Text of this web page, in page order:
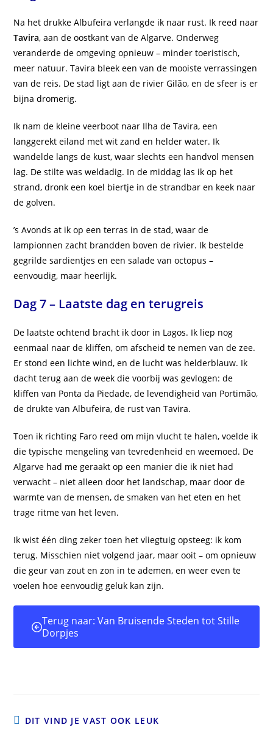
Na het drukke Albufeira verlangde ik naar rust. Ik reed naar
Tavira, aan de oostkant van de Algarve. Onderweg
veranderde de omgeving opnieuw – minder toeristisch,
meer natuur. Tavira bleek een van de mooiste verrassingen
van de reis. De stad ligt aan de rivier Gilão, en de sfeer is er
bijna dromerig.
Ik nam de kleine veerboot naar Ilha de Tavira, een
langgerekt eiland met wit zand en helder water. Ik
wandelde langs de kust, waar slechts een handvol mensen
lag. De stilte was weldadig. In de middag las ik op het
strand, dronk een koel biertje in de strandbar en keek naar
de golven.
’s Avonds at ik op een terras in de stad, waar de
lampionnen zacht brandden boven de rivier. Ik bestelde
gegrilde sardientjes en een salade van octopus –
eenvoudig, maar heerlijk.
Dag 7 – Laatste dag en terugreis
De laatste ochtend bracht ik door in Lagos. Ik liep nog
eenmaal naar de kliffen, om afscheid te nemen van de zee.
Er stond een lichte wind, en de lucht was helderblauw. Ik
dacht terug aan de week die voorbij was gevlogen: de
kliffen van Ponta da Piedade, de levendigheid van Portimão,
de drukte van Albufeira, de rust van Tavira.
Toen ik richting Faro reed om mijn vlucht te halen, voelde ik
die typische mengeling van tevredenheid en weemoed. De
Algarve had me geraakt op een manier die ik niet had
verwacht – niet alleen door het landschap, maar door de
warmte van de mensen, de smaken van het eten en het
trage ritme van het leven.
Ik wist één ding zeker toen het vliegtuig opsteeg: ik kom
terug. Misschien niet volgend jaar, maar ooit – om opnieuw
die geur van zout en zon in te ademen, en weer even te
voelen hoe eenvoudig geluk kan zijn.
Terug naar: Van Bruisende Steden tot Stille
Dorpjes
DIT VIND JE VAST OOK LEUK